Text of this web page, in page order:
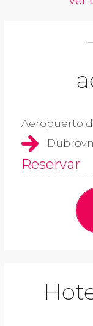
Aeropuerto
Reservar